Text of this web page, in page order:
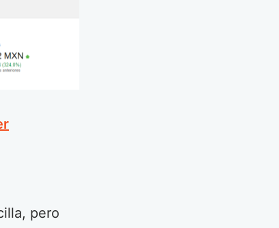
pero